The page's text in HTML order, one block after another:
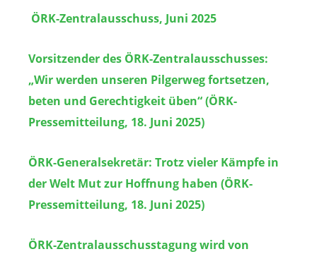
ÖRK-Zentralausschuss, Juni 2025
Vorsitzender des ÖRK-Zentralausschusses:
„Wir werden unseren Pilgerweg fortsetzen,
beten und Gerechtigkeit üben“ (ÖRK-
Pressemitteilung, 18. Juni 2025)
ÖRK-Generalsekretär: Trotz vieler Kämpfe in
der Welt Mut zur Hoffnung haben (ÖRK-
Pressemitteilung, 18. Juni 2025)
ÖRK-Zentralausschusstagung wird von